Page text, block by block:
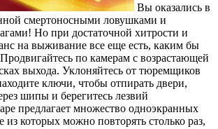
Вы оказались в
смертоносными ловушками и
Но при достаточной хитрости и
на выживание все еще есть, каким бы
по камерам с возрастающей
выхода. Уклоняйтесь от тюремщиков
ключи, чтобы отпирать двери,
шипы и берегитесь лезвий
предлагает множество одноэкранных
которых можно повторять столько раз,